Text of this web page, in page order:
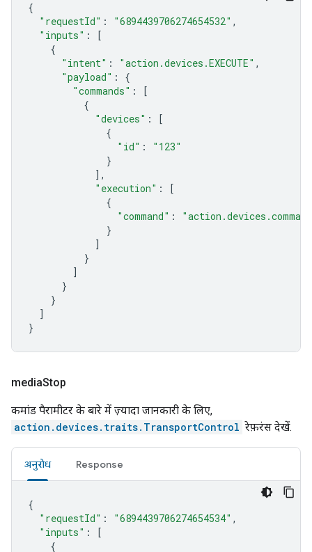
{
"requestId" : "6894439706274654532" ,
"inputs" :
[
{
"intent" : "action.devices.EXECUTE" ,
"payload" :
{
"commands" :
[
{
"devices" :
[
{
"id" :
"123"
}
],
"execution" :
[
{
"command" :
}
]
}
]
}
}
]
}
mediaStop
कमांड पैरामीटर के बारे में ज़्यादा जानकारी के लिए,
action.devices.traits.TransportControl रेफ़रंस देखें.
अनुरोध Response
{
"requestId" : "6894439706274654534" ,
"inputs" :
[
{